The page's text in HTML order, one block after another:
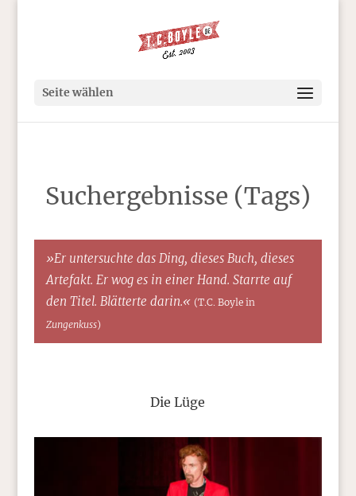
Seite wählen
Suchergebnisse (Tags)
»Er untersuchte das Ding, dieses Buch, dieses
Artefakt. Er wog es in einer Hand. Starrte auf
den Titel. Blätterte darin.« (T.C. Boyle in
Zungenkuss)
Die Lüge